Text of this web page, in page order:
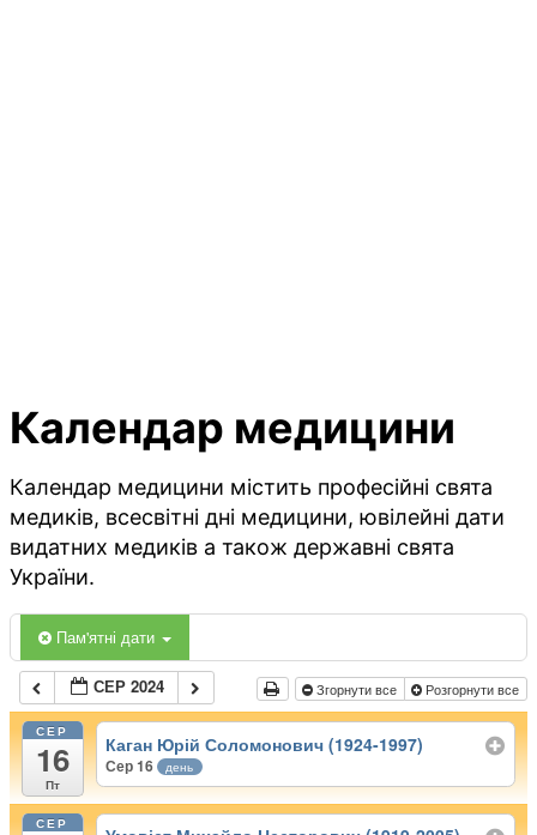
Календар медицини
Календар медицини містить професійні свята
медиків, всесвітні дні медицини, ювілейні дати
видатних медиків а також державні свята
України.
Пам'ятні дати
СЕР 2024 Згорнути все Розгорнути все
СЕР
16
Пт
Каган Юрій Соломонович (1924-1997)
Сер 16 день
СЕР